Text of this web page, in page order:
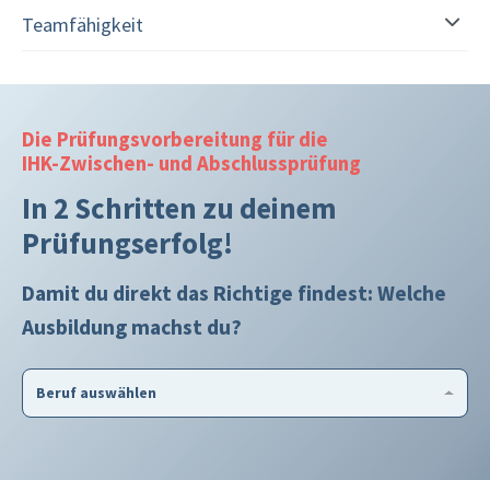
Teamfähigkeit
Die Prüfungsvorbereitung für die
IHK-Zwischen- und Abschlussprüfung
In 2 Schritten zu deinem
Prüfungserfolg!
Damit du direkt das Richtige findest: Welche
Ausbildung machst du?
Beruf auswählen